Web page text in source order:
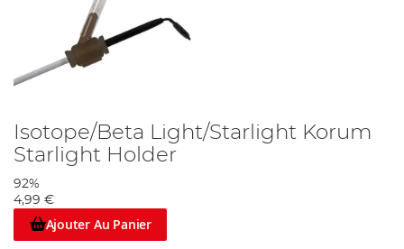
Isotope/Beta Light/Starlight Korum
Starlight Holder
92%
4,99 €
Ajouter Au Panier